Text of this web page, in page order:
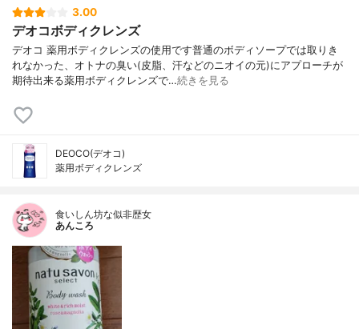
3.00
デオコボディクレンズ
デオコ 薬用ボディクレンズの使用です普通のボディソープでは取りき
れなかった、オトナの臭い(皮脂、汗などのニオイの元)にアプローチが
期待出来る薬用ボディクレンズで…続きを見る
DEOCO(デオコ)
薬用ボディクレンズ
食いしん坊な似非歴女
あんころ